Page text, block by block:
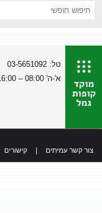
טל: 03-5651092
א'-ה' 08:00 – 16:00
צור קשר עמיתים קישורים